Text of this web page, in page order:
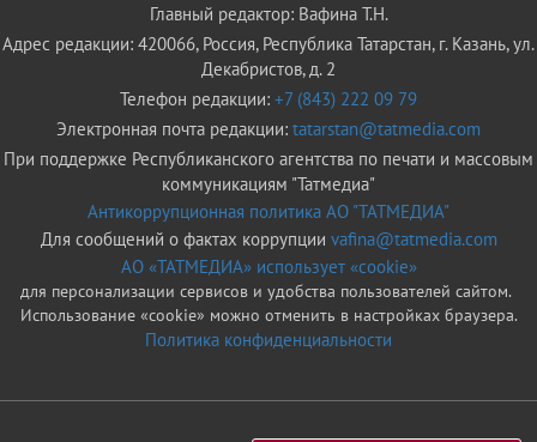
Главный редактор: Вафина Т.Н.
Адрес редакции: 420066, Россия, Республика Татарстан, г. Казань, ул.
Декабристов, д. 2
Телефон редакции: +7 (843) 222 09 79
Электронная почта редакции: tatarstan@tatmedia.com
При поддержке Республиканского агентства по печати и массовым
коммуникациям "Татмедиа"
Антикоррупционная политика АО "ТАТМЕДИА"
Для сообщений о фактах коррупции vafina@tatmedia.com
АО «ТАТМЕДИА» использует «cookie»
для персонализации сервисов и удобства пользователей сайтом.
Использование «cookie» можно отменить в настройках браузера.
Политика конфиденциальности